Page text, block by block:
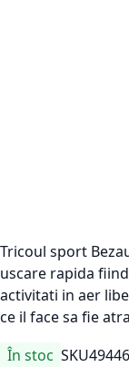
Tricoul sport
uscare rapida
activitati in aer
ce il face sa fie
În stoc SKU